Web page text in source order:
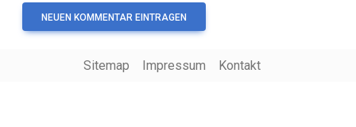
Sitemap Impressum Kontakt